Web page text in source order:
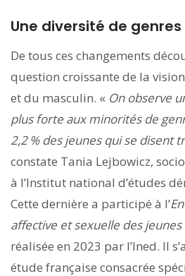
Une diversité de genres
De tous ces changements
question croissante de la
et du masculin. « On observe
plus forte aux minorités de
2,2 % des jeunes qui se disent
constate Tania Lejbowicz,
à l’Institut national d’études
Cette dernière a participé à l’
affective et sexuelle des
réalisée en 2023 par l’Ined. Il
étude française consacrée